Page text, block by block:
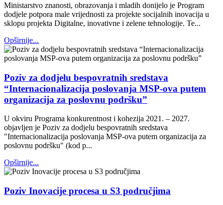
Ministarstvo znanosti, obrazovanja i mladih donijelo je Program
dodjele potpora male vrijednosti za projekte socijalnih inovacija u
sklopu projekta Digitalne, inovativne i zelene tehnologije. Te...
Opširnije...
Poziv za dodjelu bespovratnih sredstava
“Internacionalizacija poslovanja MSP-ova putem
organizacija za poslovnu podršku”
U okviru Programa konkurentnost i kohezija 2021. – 2027.
objavljen je Poziv za dodjelu bespovratnih sredstava
"Internacionalizacija poslovanja MSP-ova putem organizacija za
poslovnu podršku" (kod p...
Opširnije...
Poziv Inovacije procesa u S3 područjima